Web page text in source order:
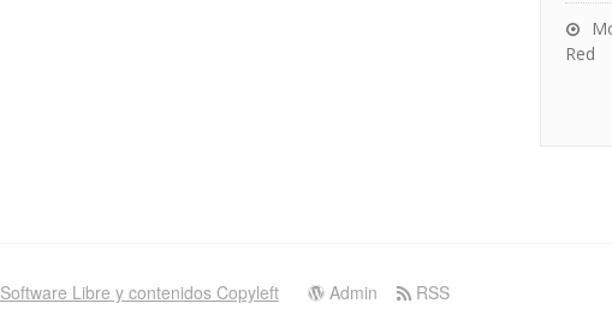
Red
Software Libre y contenidos Copyleft Admin RSS